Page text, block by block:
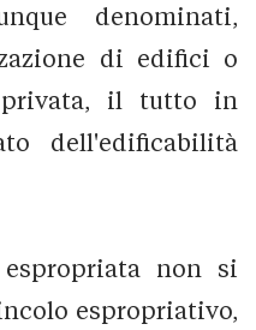
denominati,
di edifici o
il tutto in
dell'edificabilità
non si
espropriativo,